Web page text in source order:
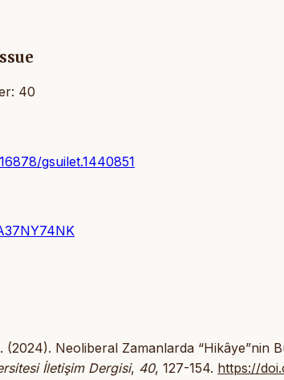
40
gsuilet.1440851
(2024). Neoliberal Zamanlarda “Hikâye”nin
İletişim Dergisi, 40, 127-154. https://